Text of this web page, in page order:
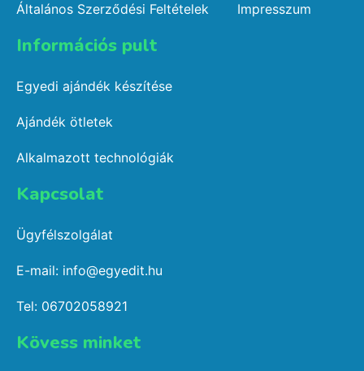
Általános Szerződési Feltételek Impresszum
Információs pult​
Egyedi ajándék készítése
Ajándék ötletek
Alkalmazott technológiák
Kapcsolat​
Ügyfélszolgálat
E-mail: info@egyedit.hu
Tel: 06702058921
Kövess minket